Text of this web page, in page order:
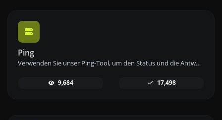
Ping
Verwenden Sie unser Ping-Tool, um den Status und die Antwortzeit einer beliebigen Website, eines Servers oder Ports schnell und effizient zu überprüfen.
9,684 17,498